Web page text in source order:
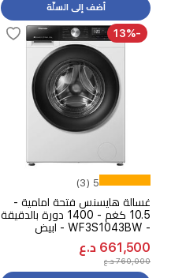
أضف إلى السلّة
-13%
5 (3)
غسالة هايسنس فتحة امامية -
10.5 كغم - 1400 دورة بالدقيقة
- WF3S1043BW - ابيض
661,500 د.ع
760,000 د.ع